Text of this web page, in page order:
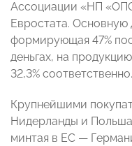
Ассоциации «НП
Евростата. Основную
формирующая 47%
деньгах, на
32,3% соответственно.
Крупнейшими
Нидерланды и
минтая в ЕС —